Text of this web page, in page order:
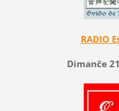
RADIO
Dimanĉe